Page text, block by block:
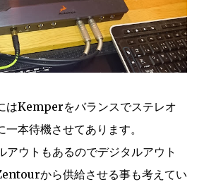
はKemperをバランスでステレオ
本待機させてあります。
ウトもあるのでデジタルアウト
から供給させる事も考えてい